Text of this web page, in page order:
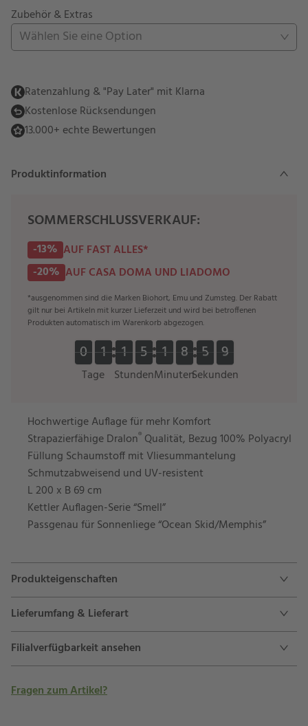
Zubehör & Extras
Wählen Sie eine Option
Ratenzahlung & "Pay Later" mit Klarna
Kostenlose Rücksendungen
13.000+ echte Bewertungen
Produktinformation
SOMMERSCHLUSSVERKAUF:
-13% AUF FAST ALLES*
-20% AUF CASA DOMA UND LIADOMO
*ausgenommen sind die Marken Biohort, Emu und Zumsteg. Der Rabatt
gilt nur bei Artikeln mit kurzer Lieferzeit und wird bei betroffenen
Produkten automatisch im Warenkorb abgezogen.
Tage
0
0
0
0 1
1
1
1
Stunden
1
1
1
1 5
5
5
5
Minuten
1
1
1
1 8
8
8
8
Sekunden
5
5
5
5 8
9
9
8
Hochwertige Auflage für mehr Komfort
Strapazierfähige Dralon® Qualität, Bezug 100% Polyacryl
Füllung Schaumstoff mit Vliesummantelung
Schmutzabweisend und UV-resistent
L 200 x B 69 cm
Kettler Auflagen-Serie “Smell”
Passgenau für Sonnenliege “Ocean Skid/Memphis”
Produkteigenschaften
Lieferumfang & Lieferart
Filialverfügbarkeit ansehen
Fragen zum Artikel?